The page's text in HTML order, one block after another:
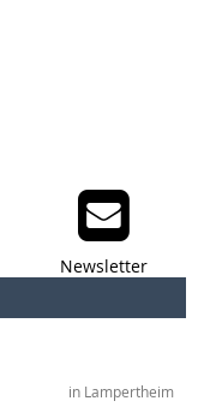
Newsletter
in Lampertheim